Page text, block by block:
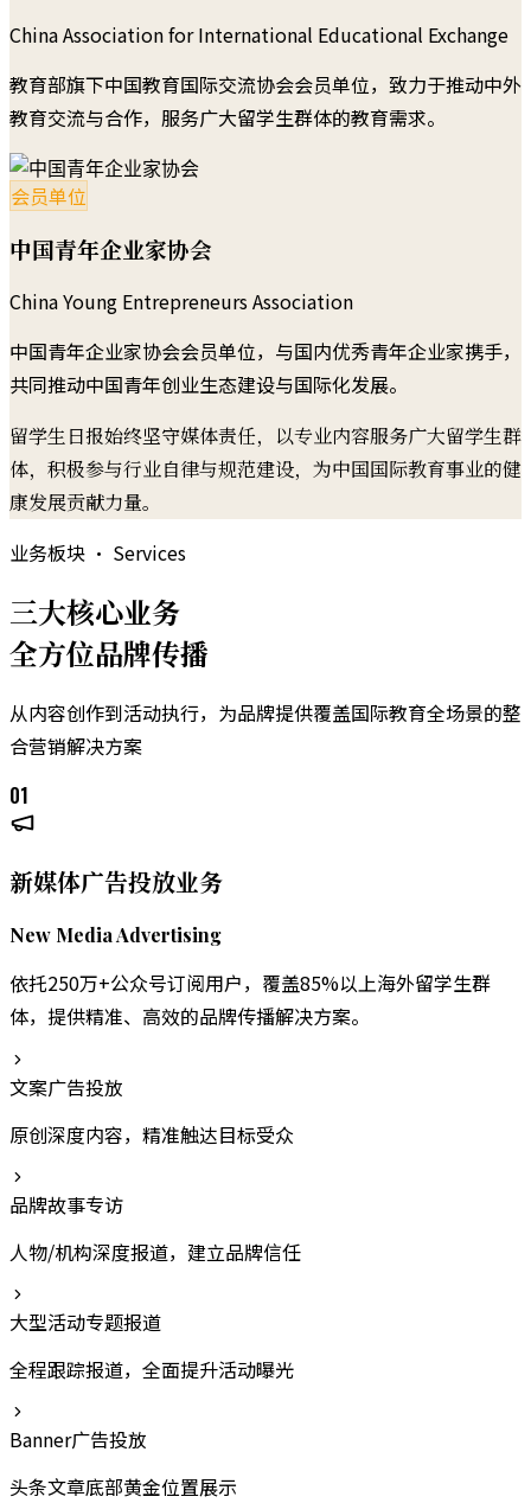
China Association for International Educational Exchange
教育部旗下中国教育国际交流协会会员单位，致力于推动中外
教育交流与合作，服务广大留学生群体的教育需求。
会员单位
中国青年企业家协会
China Young Entrepreneurs Association
中国青年企业家协会会员单位，与国内优秀青年企业家携手，
共同推动中国青年创业生态建设与国际化发展。
留学生日报始终坚守媒体责任，以专业内容服务广大留学生群
体，积极参与行业自律与规范建设，为中国国际教育事业的健
康发展贡献力量。
业务板块 · Services
三大核心业务
全方位品牌传播
从内容创作到活动执行，为品牌提供覆盖国际教育全场景的整
合营销解决方案
01
新媒体广告投放业务
New Media Advertising
依托250万+公众号订阅用户，覆盖85%以上海外留学生群
体，提供精准、高效的品牌传播解决方案。
文案广告投放
原创深度内容，精准触达目标受众
品牌故事专访
人物/机构深度报道，建立品牌信任
大型活动专题报道
全程跟踪报道，全面提升活动曝光
Banner广告投放
头条文章底部黄金位置展示